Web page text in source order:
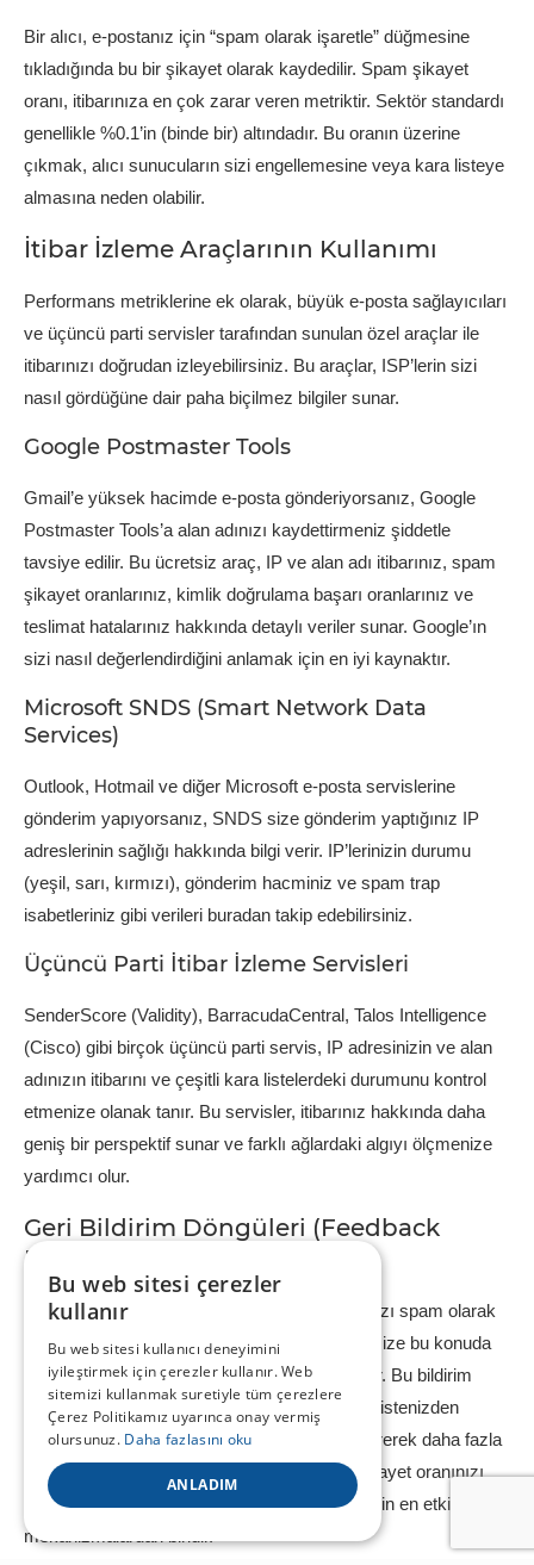
Bir alıcı, e-postanız için “spam olarak işaretle” düğmesine
tıkladığında bu bir şikayet olarak kaydedilir. Spam şikayet
oranı, itibarınıza en çok zarar veren metriktir. Sektör standardı
genellikle %0.1’in (binde bir) altındadır. Bu oranın üzerine
çıkmak, alıcı sunucuların sizi engellemesine veya kara listeye
almasına neden olabilir.
İtibar İzleme Araçlarının Kullanımı
Performans metriklerine ek olarak, büyük e-posta sağlayıcıları
ve üçüncü parti servisler tarafından sunulan özel araçlar ile
itibarınızı doğrudan izleyebilirsiniz. Bu araçlar, ISP’lerin sizi
nasıl gördüğüne dair paha biçilmez bilgiler sunar.
Google Postmaster Tools
Gmail’e yüksek hacimde e-posta gönderiyorsanız, Google
Postmaster Tools’a alan adınızı kaydettirmeniz şiddetle
tavsiye edilir. Bu ücretsiz araç, IP ve alan adı itibarınız, spam
şikayet oranlarınız, kimlik doğrulama başarı oranlarınız ve
teslimat hatalarınız hakkında detaylı veriler sunar. Google’ın
sizi nasıl değerlendirdiğini anlamak için en iyi kaynaktır.
Microsoft SNDS (Smart Network Data
Services)
Outlook, Hotmail ve diğer Microsoft e-posta servislerine
gönderim yapıyorsanız, SNDS size gönderim yaptığınız IP
adreslerinin sağlığı hakkında bilgi verir. IP’lerinizin durumu
(yeşil, sarı, kırmızı), gönderim hacminiz ve spam trap
isabetleriniz gibi verileri buradan takip edebilirsiniz.
Üçüncü Parti İtibar İzleme Servisleri
SenderScore (Validity), BarracudaCentral, Talos Intelligence
(Cisco) gibi birçok üçüncü parti servis, IP adresinizin ve alan
adınızın itibarını ve çeşitli kara listelerdeki durumunu kontrol
etmenize olanak tanır. Bu servisler, itibarınız hakkında daha
geniş bir perspektif sunar ve farklı ağlardaki algıyı ölçmenize
yardımcı olur.
Geri Bildirim Döngüleri (Feedback
Loops – FBL) Kurulumu
Geri bildirim döngüsü (FBL), bir alıcı e-postanızı spam olarak
işaretlediğinde, e-posta servis sağlayıcısının size bu konuda
bir bildirim göndermesini sağlayan bir hizmettir. Bu bildirim
sayesinde, şikayette bulunan aboneyi anında listenizden
çıkarabilir ve aynı kişiye tekrar e-posta göndererek daha fazla
şikayet almayı önleyebilirsiniz. FBL, spam şikayet oranınızı
kontrol altında tutmak ve itibarınızı korumak için en etkili
mekanizmalardan biridir.
Bu web sitesi çerezler
kullanır
Bu web sitesi kullanıcı deneyimini
iyileştirmek için çerezler kullanır. Web
sitemizi kullanmak suretiyle tüm çerezlere
Çerez Politikamız uyarınca onay vermiş
olursunuz. Daha fazlasını oku
ANLADIM